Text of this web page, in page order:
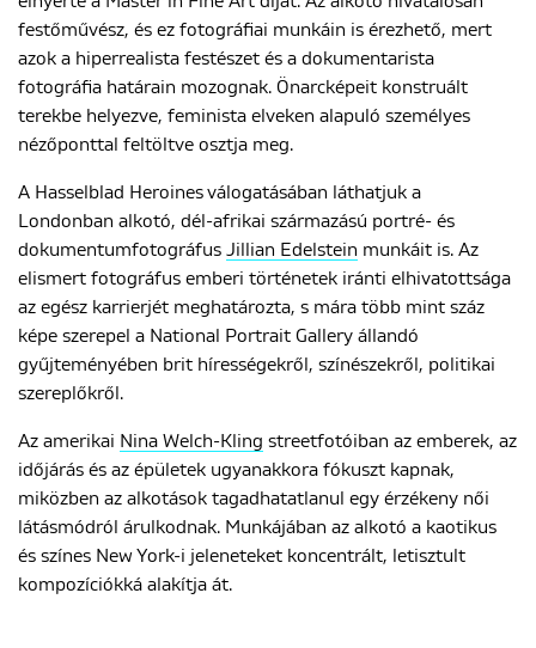
festőművész, és ez fotográfiai munkáin is érezhető, mert
azok a hiperrealista festészet és a dokumentarista
fotográfia határain mozognak. Önarcképeit konstruált
terekbe helyezve, feminista elveken alapuló személyes
nézőponttal feltöltve osztja meg.
A Hasselblad Heroines válogatásában láthatjuk a
Londonban alkotó, dél-afrikai származású portré- és
dokumentumfotográfus Jillian Edelstein munkáit is. Az
elismert fotográfus emberi történetek iránti elhivatottsága
az egész karrierjét meghatározta, s mára több mint száz
képe szerepel a National Portrait Gallery állandó
gyűjteményében brit hírességekről, színészekről, politikai
szereplőkről.
Az amerikai Nina Welch-Kling streetfotóiban az emberek, az
időjárás és az épületek ugyanakkora fókuszt kapnak,
miközben az alkotások tagadhatatlanul egy érzékeny női
látásmódról árulkodnak. Munkájában az alkotó a kaotikus
és színes New York-i jeleneteket koncentrált, letisztult
kompozíciókká alakítja át.